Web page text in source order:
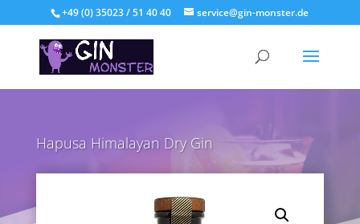
+49 (0) 35023 / 51 40 40 service@gin-monster.de
Hapusa Himalayan Dry Gin